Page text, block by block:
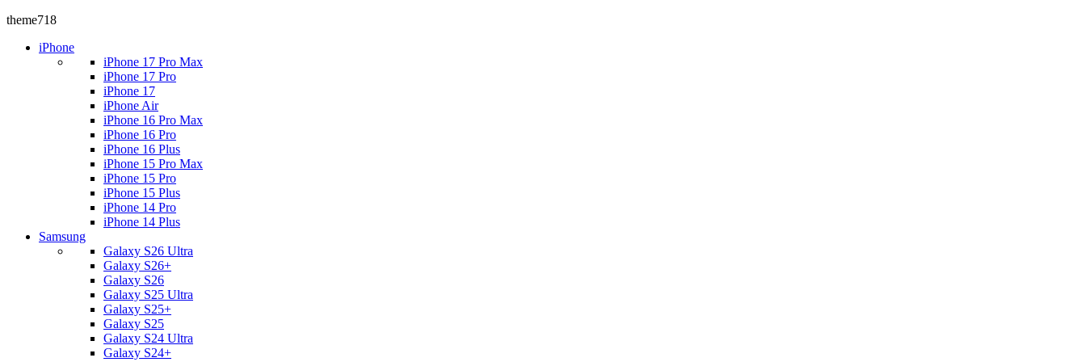
theme718
iPhone
iPhone 17 Pro Max
iPhone 17 Pro
iPhone 17
iPhone Air
iPhone 16 Pro Max
iPhone 16 Pro
iPhone 16 Plus
iPhone 15 Pro Max
iPhone 15 Pro
iPhone 15 Plus
iPhone 14 Pro
iPhone 14 Plus
Samsung
Galaxy S26 Ultra
Galaxy S26+
Galaxy S26
Galaxy S25 Ultra
Galaxy S25+
Galaxy S25
Galaxy S24 Ultra
Galaxy S24+